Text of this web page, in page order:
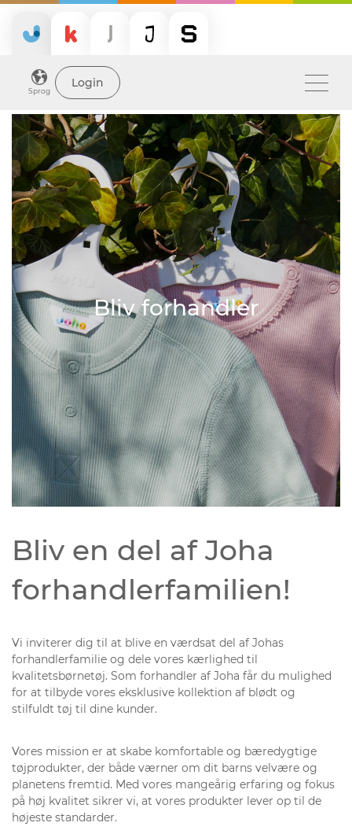
Sprog
Login
Bliv forhandler
Bliv en del af Joha
forhandlerfamilien!
Vi inviterer dig til at blive en værdsat del af Johas
forhandlerfamilie og dele vores kærlighed til
kvalitetsbørnetøj. Som forhandler af Joha får du mulighed
for at tilbyde vores eksklusive kollektion af blødt og
stilfuldt tøj til dine kunder.
Vores mission er at skabe komfortable og bæredygtige
tøjprodukter, der både værner om dit barns velvære og
planetens fremtid. Med vores mangeårig erfaring og fokus
på høj kvalitet sikrer vi, at vores produkter lever op til de
højeste standarder.